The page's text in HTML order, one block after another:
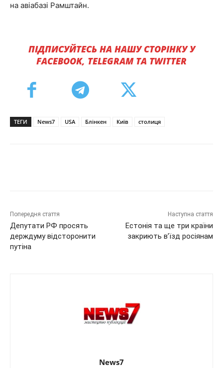
на авіабазі Рамштайн.
ПІДПИСУЙТЕСЬ НА НАШУ СТОРІНКУ У
FACEBOOK, TELEGRAM ТА TWITTER
ТЕГИ News7 USA Блінкен Київ столиця
Попередня стаття
Депутати РФ просять
держдуму відсторонити
путіна
Наступна стаття
Естонія та ще три країни
закриють в’їзд росіянам
News7